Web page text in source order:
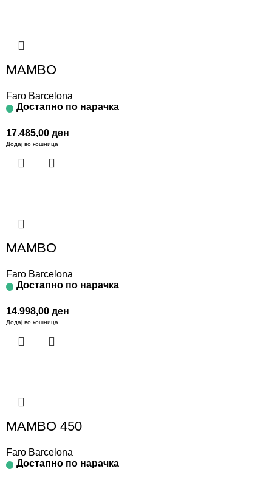
MAMBO
Faro Barcelona
Достапно по нарачка
17.485,00 ден
Додај во кошница
MAMBO
Faro Barcelona
Достапно по нарачка
14.998,00 ден
Додај во кошница
MAMBO 450
Faro Barcelona
Достапно по нарачка